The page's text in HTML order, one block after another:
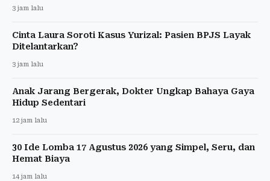
3 jam lalu
Cinta Laura Soroti Kasus Yurizal: Pasien BPJS Layak
Ditelantarkan?
3 jam lalu
Anak Jarang Bergerak, Dokter Ungkap Bahaya Gaya
Hidup Sedentari
12 jam lalu
30 Ide Lomba 17 Agustus 2026 yang Simpel, Seru, dan
Hemat Biaya
14 jam lalu